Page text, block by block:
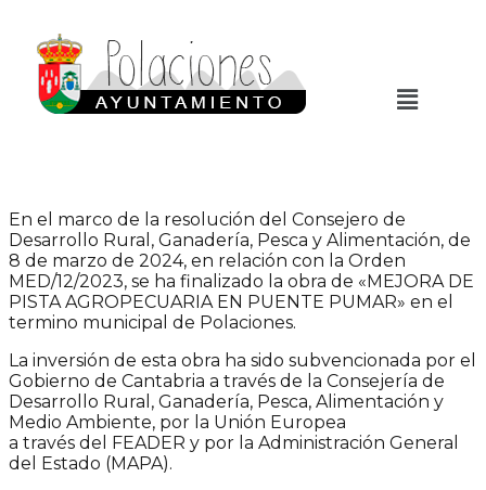
En el marco de la resolución del Consejero de
Desarrollo Rural, Ganadería, Pesca y Alimentación, de
8 de marzo de 2024, en relación con la Orden
MED/12/2023, se ha finalizado la obra de «MEJORA DE
PISTA AGROPECUARIA EN PUENTE PUMAR» en el
termino municipal de Polaciones.
La inversión de esta obra ha sido subvencionada por el
Gobierno de Cantabria a través de la Consejería de
Desarrollo Rural, Ganadería, Pesca, Alimentación y
Medio Ambiente, por la Unión Europea
a través del FEADER y por la Administración General
del Estado (MAPA).